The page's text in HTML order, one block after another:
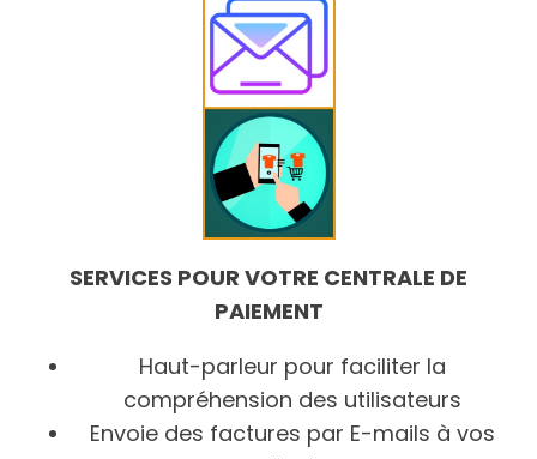
SERVICES POUR VOTRE CENTRALE DE
PAIEMENT
Haut-parleur pour faciliter la
compréhension des utilisateurs
Envoie des factures par E-mails à vos